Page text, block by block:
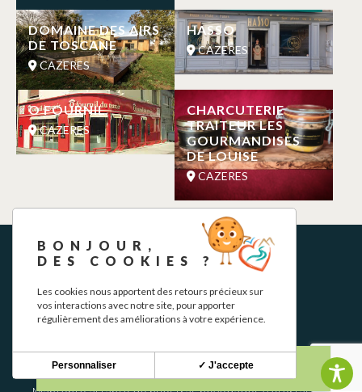
DOMAINE DES AIRS
DE TOSCANE
CAZERES
HASSO
CAZERES
O FOURNIL
CAZERES
CHARCUTERIE
TRAITEUR LES
GOURMANDISES
DE LOUISE
CAZERES
BONJOUR,
DES COOKIES ?
Les cookies nous apportent des retours précieux sur
vos interactions avec notre site, pour apporter
régulièrement des améliorations à votre expérience.
✓ J'accepte
Personnaliser